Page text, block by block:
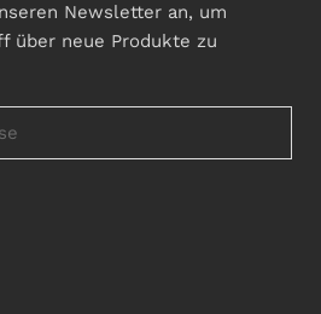
Newsletter an, um
über neue Produkte zu